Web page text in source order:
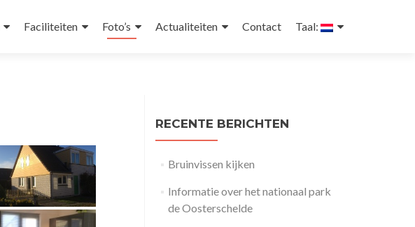
Faciliteiten Foto’s Actualiteiten Contact Taal:
RECENTE BERICHTEN
Bruinvissen kijken
Informatie over het nationaal park
de Oosterschelde